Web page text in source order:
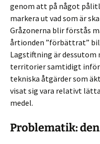
genom att på något
markera ut vad som är
Gråzonerna blir förstås
årtionden ”förbättrat”
Lagstiftning är
territorier samtidigt
tekniska åtgärder som
visat sig vara relativt
medel.
Problematik: